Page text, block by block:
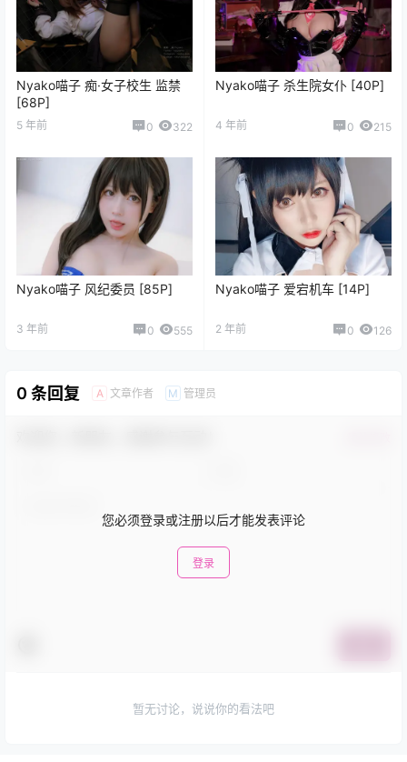
Nyako喵子 痴·女子校生 监禁
[68P]
5 年前 0 322
Nyako喵子 杀生院女仆 [40P]
4 年前 0 215
Nyako喵子 风纪委员 [85P]
3 年前 0 555
Nyako喵子 爱宕机车 [14P]
2 年前 0 126
0 条回复 A 文章作者 M 管理员
您必须登录或注册以后才能发表评论
登录
暂无讨论，说说你的看法吧